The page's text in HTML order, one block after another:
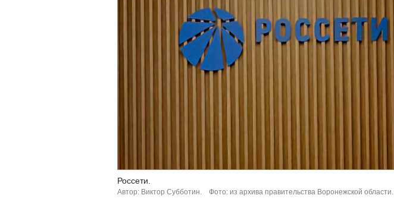
Россети.
Автор: Виктор Субботин. Фото: из архива правительства Воронежской области.